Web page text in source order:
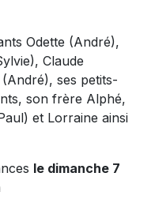
Odette (André),
Claude
ses petits-
son frère Alphé,
et Lorraine ainsi
le dimanche 7